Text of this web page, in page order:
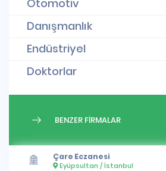
Otomotiv
Danışmanlık
Endüstriyel
Doktorlar
BENZER FİRMALAR
Çare Eczanesi
Eyüpsultan / İstanbul